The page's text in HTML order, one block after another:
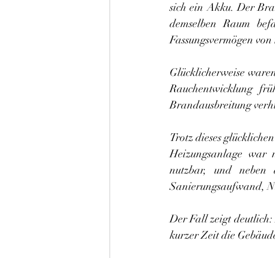
sich ein Akku. Der
demselben Raum
Fassungsvermögen
Glücklicherweise
Rauchentwicklung
Brandausbreitung
Trotz dieses
Heizungsanlage war
nutzbar, und neben
Sanierungsaufwand,
Der Fall zeigt
kurzer Zeit die